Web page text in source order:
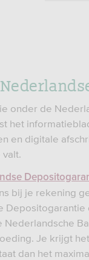
onder de
het
en digitale
bij je rekening
Je krijgt
dan het